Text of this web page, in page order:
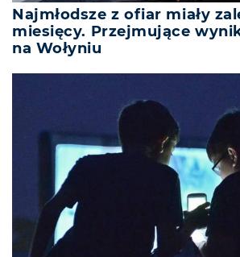
Najmłodsze z ofiar miały
miesięcy. Przejmujące
na Wołyniu